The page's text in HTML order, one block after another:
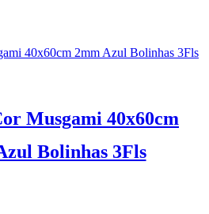
Musgami 40x60cm
Bolinhas 3Fls